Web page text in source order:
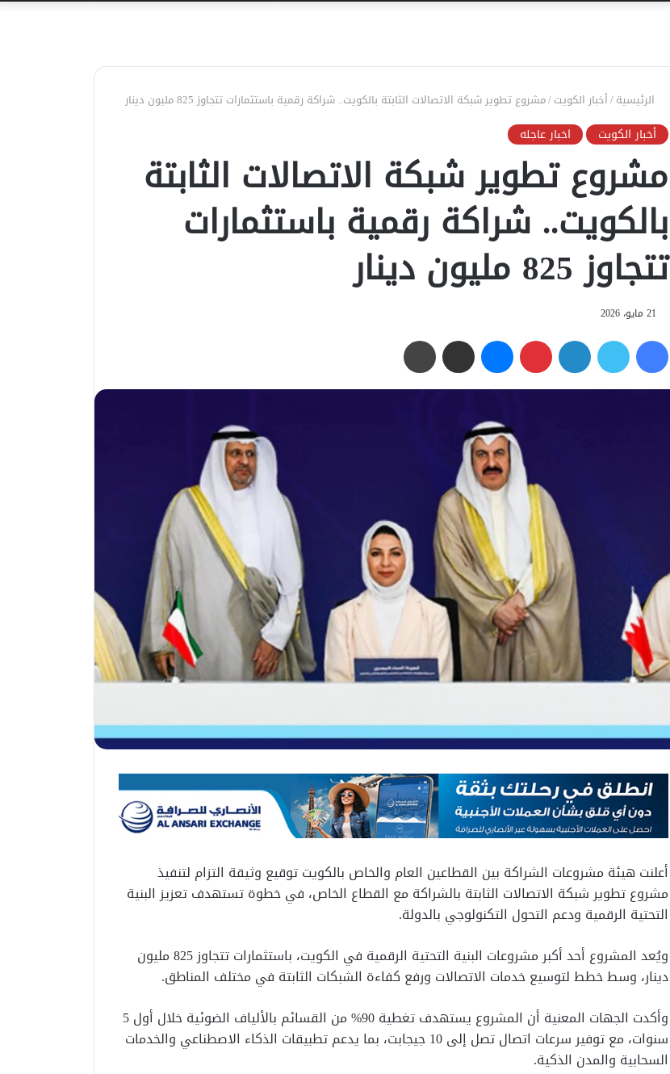
الرئيسية/أخبار الكويت/مشروع تطوير شبكة الاتصالات الثابتة بالكويت.. شراكة رقمية باستثمارات تتجاوز 825 مليون دينار
أخبار الكويت اخبار عاجله
مشروع تطوير شبكة الاتصالات الثابتة
بالكويت.. شراكة رقمية باستثمارات
تتجاوز 825 مليون دينار
21 مايو، 2026
فيسبوك تويتر لينكدإن بينتيريست ماسنجر مشاركة عبر البريد
أعلنت هيئة مشروعات الشراكة بين القطاعين العام والخاص بالكويت توقيع وثيقة التزام لتنفيذ
مشروع تطوير شبكة الاتصالات الثابتة بالشراكة مع القطاع الخاص، في خطوة تستهدف تعزيز البنية
التحتية الرقمية ودعم التحول التكنولوجي بالدولة.
ويُعد المشروع أحد أكبر مشروعات البنية التحتية الرقمية في الكويت، باستثمارات تتجاوز 825 مليون
دينار، وسط خطط لتوسيع خدمات الاتصالات ورفع كفاءة الشبكات الثابتة في مختلف المناطق.
وأكدت الجهات المعنية أن المشروع يستهدف تغطية 90% من القسائم بالألياف الضوئية خلال أول 5
سنوات، مع توفير سرعات اتصال تصل إلى 10 جيجابت، بما يدعم تطبيقات الذكاء الاصطناعي والخدمات
السحابية والمدن الذكية.